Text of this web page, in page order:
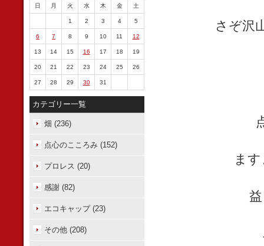
さぞ沢
ま
日 月 火 水 木 金 土
1 2 3 4 5
6 7 8 9 10 11 12
13 14 15 16 17 18 19
20 21 22 23 24 25 26
27 28 29 30 31
カテゴリー一覧
畑 (236)
点心のこころみ (152)
プロレス (20)
感謝 (82)
エコキャップ (23)
その他 (208)